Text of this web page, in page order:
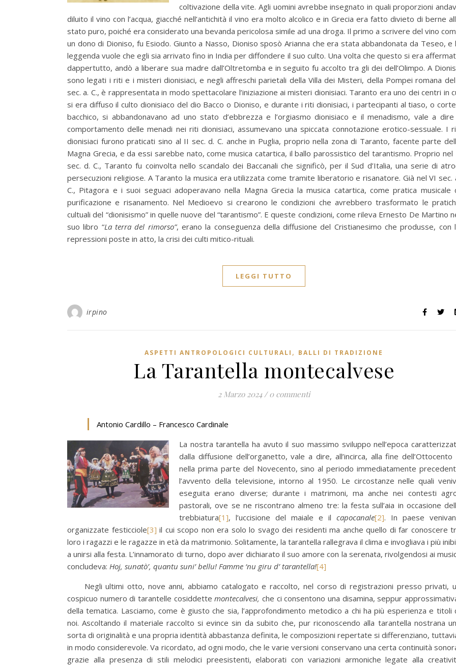
coltivazione della vite. Agli uomini avrebbe insegnato in quali proporzioni
diluito il vino con l’acqua, giacché nell’antichità il vino era molto alcolico e in Grecia era fatto divieto di berne
stato puro, poiché era considerato una bevanda pericolosa simile ad una droga. Il primo a scrivere del vino
un dono di Dioniso, fu Esiodo. Giunto a Nasso, Dioniso sposò Arianna che era stata abbandonata da Teseo, e
leggenda vuole che egli sia arrivato fino in India per diffondere il suo culto. Una volta che questo si era
dappertutto, andò a liberare sua madre dall’Oltretomba e in seguito fu accolto tra gli dei dell’Olimpo. A
sono legati i riti e i misteri dionisiaci, e negli affreschi parietali della Villa dei Misteri, della Pompei romana
sec. a. C., è rappresentata in modo spettacolare l’iniziazione ai misteri dionisiaci. Taranto era uno dei centri in
si era diffuso il culto dionisiaco del dio Bacco o Dioniso, e durante i riti dionisiaci, i partecipanti al tiaso, o
bacchico, si abbandonavano ad uno stato d’ebbrezza e l’orgiasmo dionisiaco e il menadismo, vale a dire
comportamento delle menadi nei riti dionisiaci, assumevano una spiccata connotazione erotico-sessuale. I
dionisiaci furono praticati sino al II sec. d. C. anche in Puglia, proprio nella zona di Taranto, facente parte
Magna Grecia, e da essi sarebbe nato, come musica catartica, il ballo parossistico del tarantismo. Proprio nel
sec. d. C., Taranto fu coinvolta nello scandalo dei Baccanali che significò, per il Sud d’Italia, una serie di
persecuzioni religiose. A Taranto la musica era utilizzata come tramite liberatorio e risanatore. Già nel VI sec.
C., Pitagora e i suoi seguaci adoperavano nella Magna Grecia la musica catartica, come pratica musicale
purificazione e risanamento. Nel Medioevo si crearono le condizioni che avrebbero trasformato le
cultuali del “dionisismo” in quelle nuove del “tarantismo”. E queste condizioni, come rileva Ernesto De Martino
suo libro “La terra del rimorso”, erano la conseguenza della diffusione del Cristianesimo che produsse, con
repressioni poste in atto, la crisi dei culti mitico-rituali.
LEGGI TUTTO
irpino
ASPETTI ANTROPOLOGICI CULTURALI , BALLI DI TRADIZIONE
La Tarantella montecalvese
2 Marzo 2024 / 0 commenti
Antonio Cardillo – Francesco Cardinale
La nostra tarantella ha avuto il suo massimo sviluppo nell’epoca
dalla diffusione dell’organetto, vale a dire, all’incirca, alla fine dell’Ottocento
nella prima parte del Novecento, sino al periodo immediatamente
l’avvento della televisione, intorno al 1950. Le circostanze nelle quali
eseguita erano diverse; durante i matrimoni, ma anche nei contesti
pastorali, ove se ne riscontrano almeno tre: la festa sull’aia in occasione
trebbiatura[1], l’uccisione del maiale e il capocanale[2]. In paese
organizzate festicciole[3] il cui scopo non era solo lo svago dei residenti ma anche quello di far conoscere
loro i ragazzi e le ragazze in età da matrimonio. Solitamente, la tarantella rallegrava il clima e invogliava i più
a unirsi alla festa. L’innamorato di turno, dopo aver dichiarato il suo amore con la serenata, rivolgendosi ai
concludeva: Hoj, sunatò’, quantu suni’ bellu! Famme ‘nu giru d’ tarantella![4]
Negli ultimi otto, nove anni, abbiamo catalogato e raccolto, nel corso di registrazioni presso privati,
cospicuo numero di tarantelle cosiddettemontecalvesi, che ci consentono una disamina, seppur
della tematica. Lasciamo, come è giusto che sia, l’approfondimento metodico a chi ha più esperienza e titoli
noi. Ascoltando il materiale raccolto si evince sin da subito che, pur riconoscendo alla tarantella nostrana
sorta di originalità e una propria identità abbastanza definita, le composizioni repertate si differenziano,
in modo considerevole. Va ricordato, ad ogni modo, che le varie versioni conservano una certa continuità
grazie alla presenza di stili melodici preesistenti, elaborati con variazioni armoniche legate alla